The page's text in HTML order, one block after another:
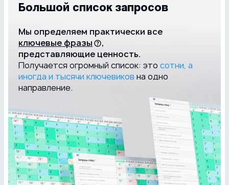
Большой список запросов
Мы определяем практически все
ключевые фразы
,
представляющие ценность.
Получается огромный список: это сотни, а
иногда и тысячи ключевиков на одно
направление.